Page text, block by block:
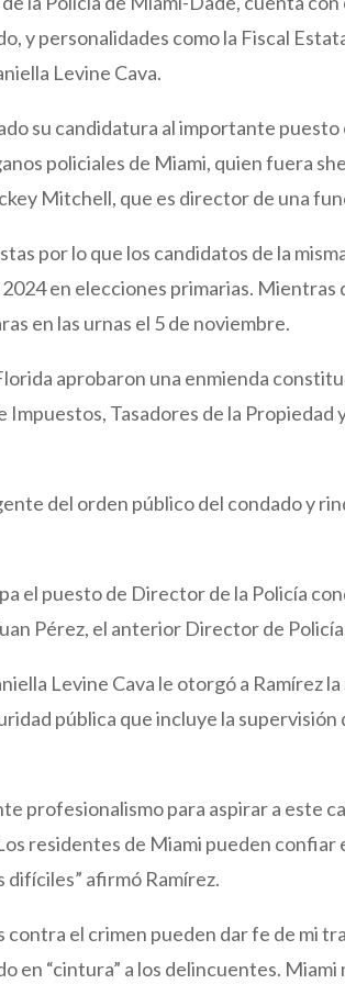
y personalidades como la Fiscal
Levine Cava.
su candidatura al importante puesto
policiales de Miami, quien fuera
Mitchell, que es director de una
por lo que los candidatos de la
en elecciones primarias. Mientras
en las urnas el 5 de noviembre.
aprobaron una enmienda
Tasadores de la Propiedad
del orden público del condado y
el puesto de Director de la Policía
Pérez, el anterior Director de
Levine Cava le otorgó a Ramírez
pública que incluye la
profesionalismo para aspirar a este
residentes de Miami pueden confiar
difíciles” afirmó Ramírez.
contra el crimen pueden dar fe de mi
en “cintura” a los delincuentes.